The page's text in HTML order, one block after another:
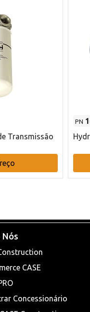
Transmissão
PN
Nós
CASE
Concessionário